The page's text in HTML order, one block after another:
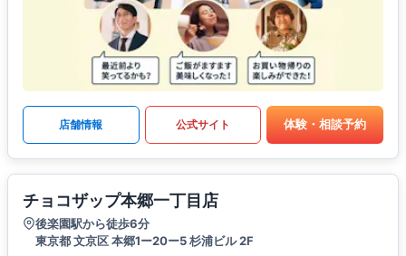
店舗情報 公式サイト 体験・相談予約
チョコザップ本郷一丁目店
後楽園駅から徒歩6分
東京都 文京区 本郷1ー20ー5 杉浦ビル 2F